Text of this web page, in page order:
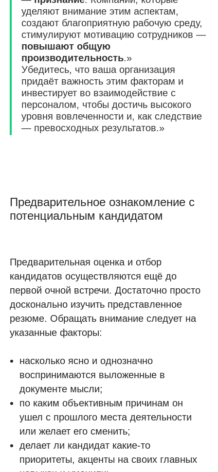
уделяют внимание этим аспектам,
создают благоприятную рабочую среду,
стимулируют мотивацию сотрудников —
повышают общую
производительность.»
Убедитесь, что ваша организация
придаёт важность этим факторам и
инвестирует во взаимодействие с
персоналом, чтобы достичь высокого
уровня вовлеченности и, как следствие
— превосходных результатов.»
Предварительное ознакомление с
потенциальным кандидатом
Предварительная оценка и отбор
кандидатов осуществляются ещё до
первой очной встречи. Достаточно просто
досконально изучить представленное
резюме. Обращать внимание следует на
указанные факторы:
насколько ясно и однозначно
воспринимаются выложенные в
документе мысли;
по каким объективным причинам он
ушел с прошлого места деятельности
или желает его сменить;
делает ли кандидат какие-то
приоритеты, акценты на своих главных